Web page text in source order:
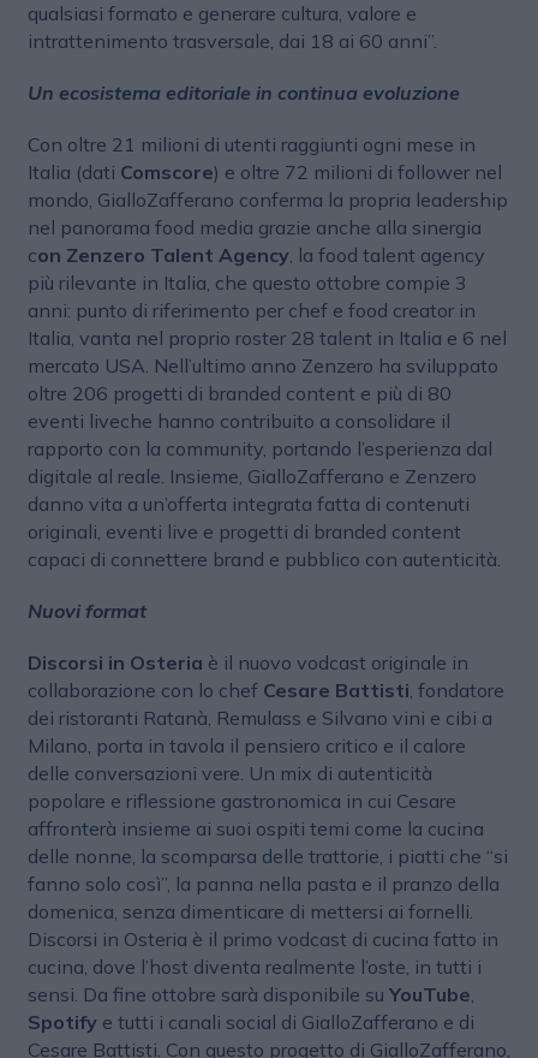
qualsiasi formato e generare cultura, valore e
intrattenimento trasversale, dai 18 ai 60 anni”.
Un ecosistema editoriale in continua evoluzione
Con oltre 21 milioni di utenti raggiunti ogni mese in
Italia (dati Comscore) e oltre 72 milioni di follower nel
mondo, GialloZafferano conferma la propria leadership
nel panorama food media grazie anche alla sinergia
con Zenzero Talent Agency, la food talent agency
più rilevante in Italia, che questo ottobre compie 3
anni: punto di riferimento per chef e food creator in
Italia, vanta nel proprio roster 28 talent in Italia e 6 nel
mercato USA. Nell’ultimo anno Zenzero ha sviluppato
oltre 206 progetti di branded content e più di 80
eventi liveche hanno contribuito a consolidare il
rapporto con la community, portando l’esperienza dal
digitale al reale. Insieme, GialloZafferano e Zenzero
danno vita a un’offerta integrata fatta di contenuti
originali, eventi live e progetti di branded content
capaci di connettere brand e pubblico con autenticità.
Nuovi format
Discorsi in Osteria è il nuovo vodcast originale in
collaborazione con lo chef Cesare Battisti, fondatore
dei ristoranti Ratanà, Remulass e Silvano vini e cibi a
Milano, porta in tavola il pensiero critico e il calore
delle conversazioni vere. Un mix di autenticità
popolare e riflessione gastronomica in cui Cesare
affronterà insieme ai suoi ospiti temi come la cucina
delle nonne, la scomparsa delle trattorie, i piatti che “si
fanno solo così”, la panna nella pasta e il pranzo della
domenica, senza dimenticare di mettersi ai fornelli.
Discorsi in Osteria è il primo vodcast di cucina fatto in
cucina, dove l’host diventa realmente l’oste, in tutti i
sensi. Da fine ottobre sarà disponibile su YouTube,
Spotify e tutti i canali social di GialloZafferano e di
Cesare Battisti. Con questo progetto di GialloZafferano,